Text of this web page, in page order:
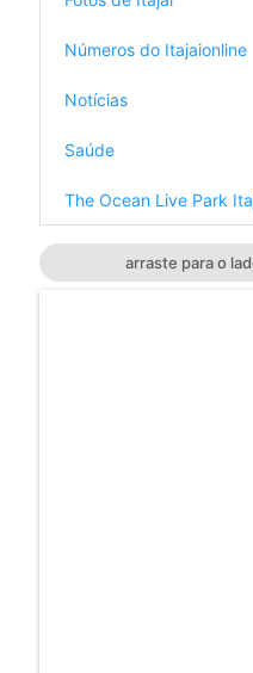
Números do Itajaionline
Notícias
Saúde
The Ocean Live Park
arraste para o